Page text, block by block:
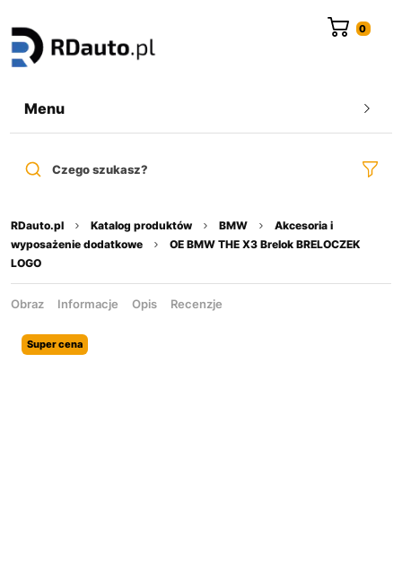
Menu
Czego szukasz?
RDauto.pl Katalog produktów BMW
Akcesoria i
wyposażenie dodatkowe
OE BMW THE X3 Brelok BRELOCZEK
LOGO
Obraz Informacje Opis Recenzje
Super cena